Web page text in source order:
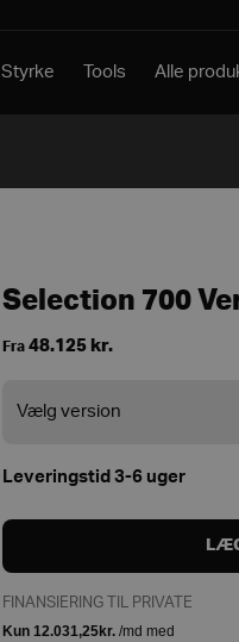
Styrke Tools Alle
Selection 700
Fra 48.125 kr.
Leveringstid 3-6 uger
FINANSIERING TIL PRIVATE